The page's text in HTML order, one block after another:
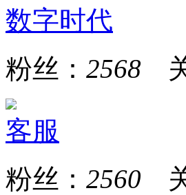
数字时代
粉丝： 2568
客服
粉丝： 2560